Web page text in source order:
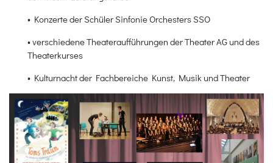
• Konzerte der Schüler Sinfonie Orchesters SSO
• verschiedene Theateraufführungen der Theater AG und des
Theaterkurses
• Kulturnacht der Fachbereiche Kunst, Musik und Theater